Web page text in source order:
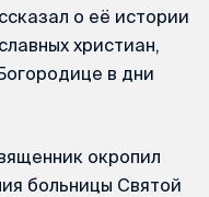
о её истории
христиан,
в дни
окропил
больницы Святой